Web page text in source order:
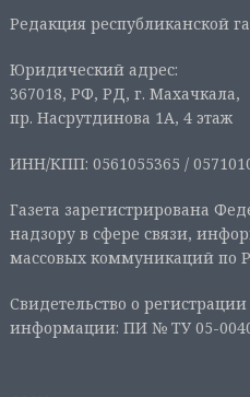
Редакция республиканской
Юридический адрес:
367018, РФ, РД, г. Махачкала,
пр. Насрутдинова 1А, 4 этаж
ИНН/КПП: 0561055365 /
Газета зарегистрирована
надзору в сфере связи,
массовых коммуникаций по
Свидетельство о
информации: ПИ № ТУ 05-